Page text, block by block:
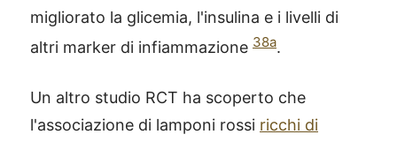
migliorato la glicemia, l'insulina e i livelli di
altri marker di infiammazione 38a.
Un altro studio RCT ha scoperto che
l'associazione di lamponi rossi ricchi di
X115 -
SCOPRI COME FUNZIONA